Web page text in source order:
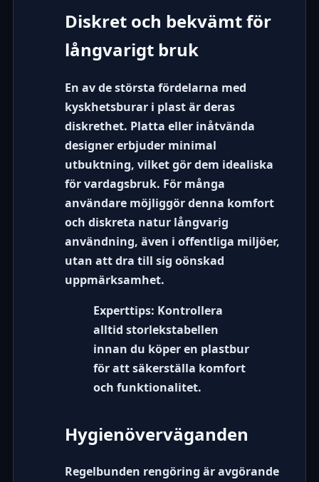
Diskret och bekvämt för
långvarigt bruk
En av de största fördelarna med
kyskhetsburar i plast är deras
diskrethet. Platta eller inåtvända
designer erbjuder minimal
utbuktning, vilket gör dem idealiska
för vardagsbruk. För många
användare möjliggör denna komfort
och diskreta natur långvarig
användning, även i offentliga miljöer,
utan att dra till sig oönskad
uppmärksamhet.
Experttips: Kontrollera
alltid storlekstabellen
innan du köper en plastbur
för att säkerställa komfort
och funktionalitet.
Hygienöverväganden
Regelbunden rengöring är avgörande